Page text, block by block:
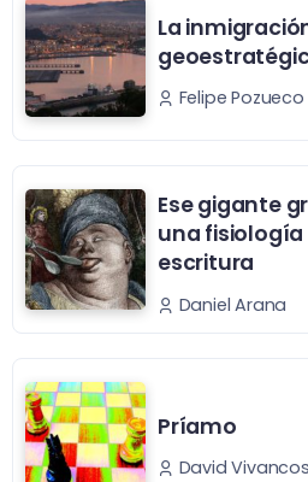
La
Felipe Pozueco
Ese gigante
una fisiología
escritura
Daniel Arana
Príamo
David